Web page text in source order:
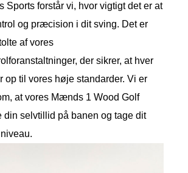
Sports forstår vi, hvor vigtigt det er at
og præcision i dit sving. Det er
af vores
der sikrer, at hver
op til vores høje standarder. Vi er
at vores Mænds 1 Wood Golf
din selvtillid på banen og tage dit